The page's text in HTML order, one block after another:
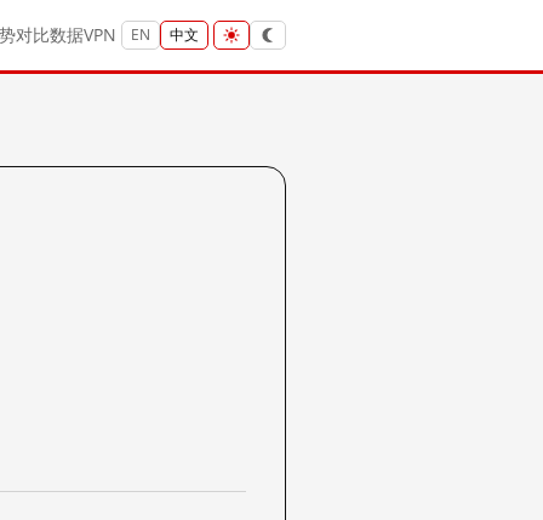
对比数据VPN EN 中文